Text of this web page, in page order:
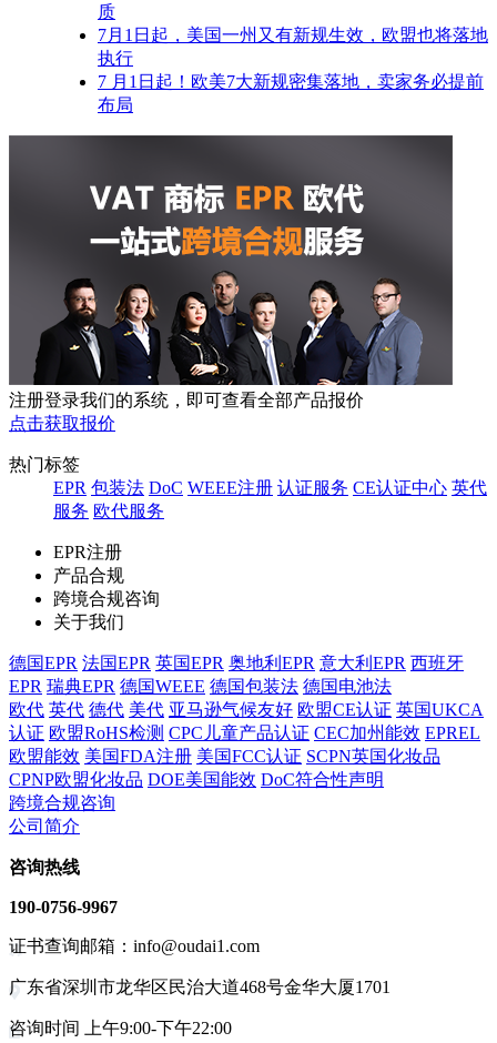
质
7月1日起，美国一州又有新规生效，欧盟也将落地
执行
7 月1日起！欧美7大新规密集落地，卖家务必提前
布局
注册登录我们的系统，即可查看全部产品报价
点击获取报价
热门标签
EPR 包装法 DoC WEEE注册 认证服务 CE认证中心 英代
服务 欧代服务
EPR注册
产品合规
跨境合规咨询
关于我们
德国EPR 法国EPR 英国EPR 奥地利EPR 意大利EPR 西班牙
EPR 瑞典EPR 德国WEEE 德国包装法 德国电池法
欧代 英代 德代 美代 亚马逊气候友好 欧盟CE认证 英国UKCA
认证 欧盟RoHS检测 CPC儿童产品认证 CEC加州能效 EPREL
欧盟能效 美国FDA注册 美国FCC认证 SCPN英国化妆品
CPNP欧盟化妆品 DOE美国能效 DoC符合性声明
跨境合规咨询
公司简介
咨询热线
190-0756-9967
证书查询邮箱：info@oudai1.com
广东省深圳市龙华区民治大道468号金华大厦1701
咨询时间 上午9:00-下午22:00